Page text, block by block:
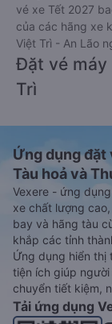
vé xe Tết 2027
của các hãng xe
Việt Trì - An Lão
Đặt vé máy
Trì
Ứng dụng đặt
Tàu hoả và
Vexere - ứng
xe chất lượng
bay và hãng tàu
khắp các tỉnh
Ứng dụng hiển thị
tiện ích giúp
chuyển tiết kiệm,
Tải ứng dụng